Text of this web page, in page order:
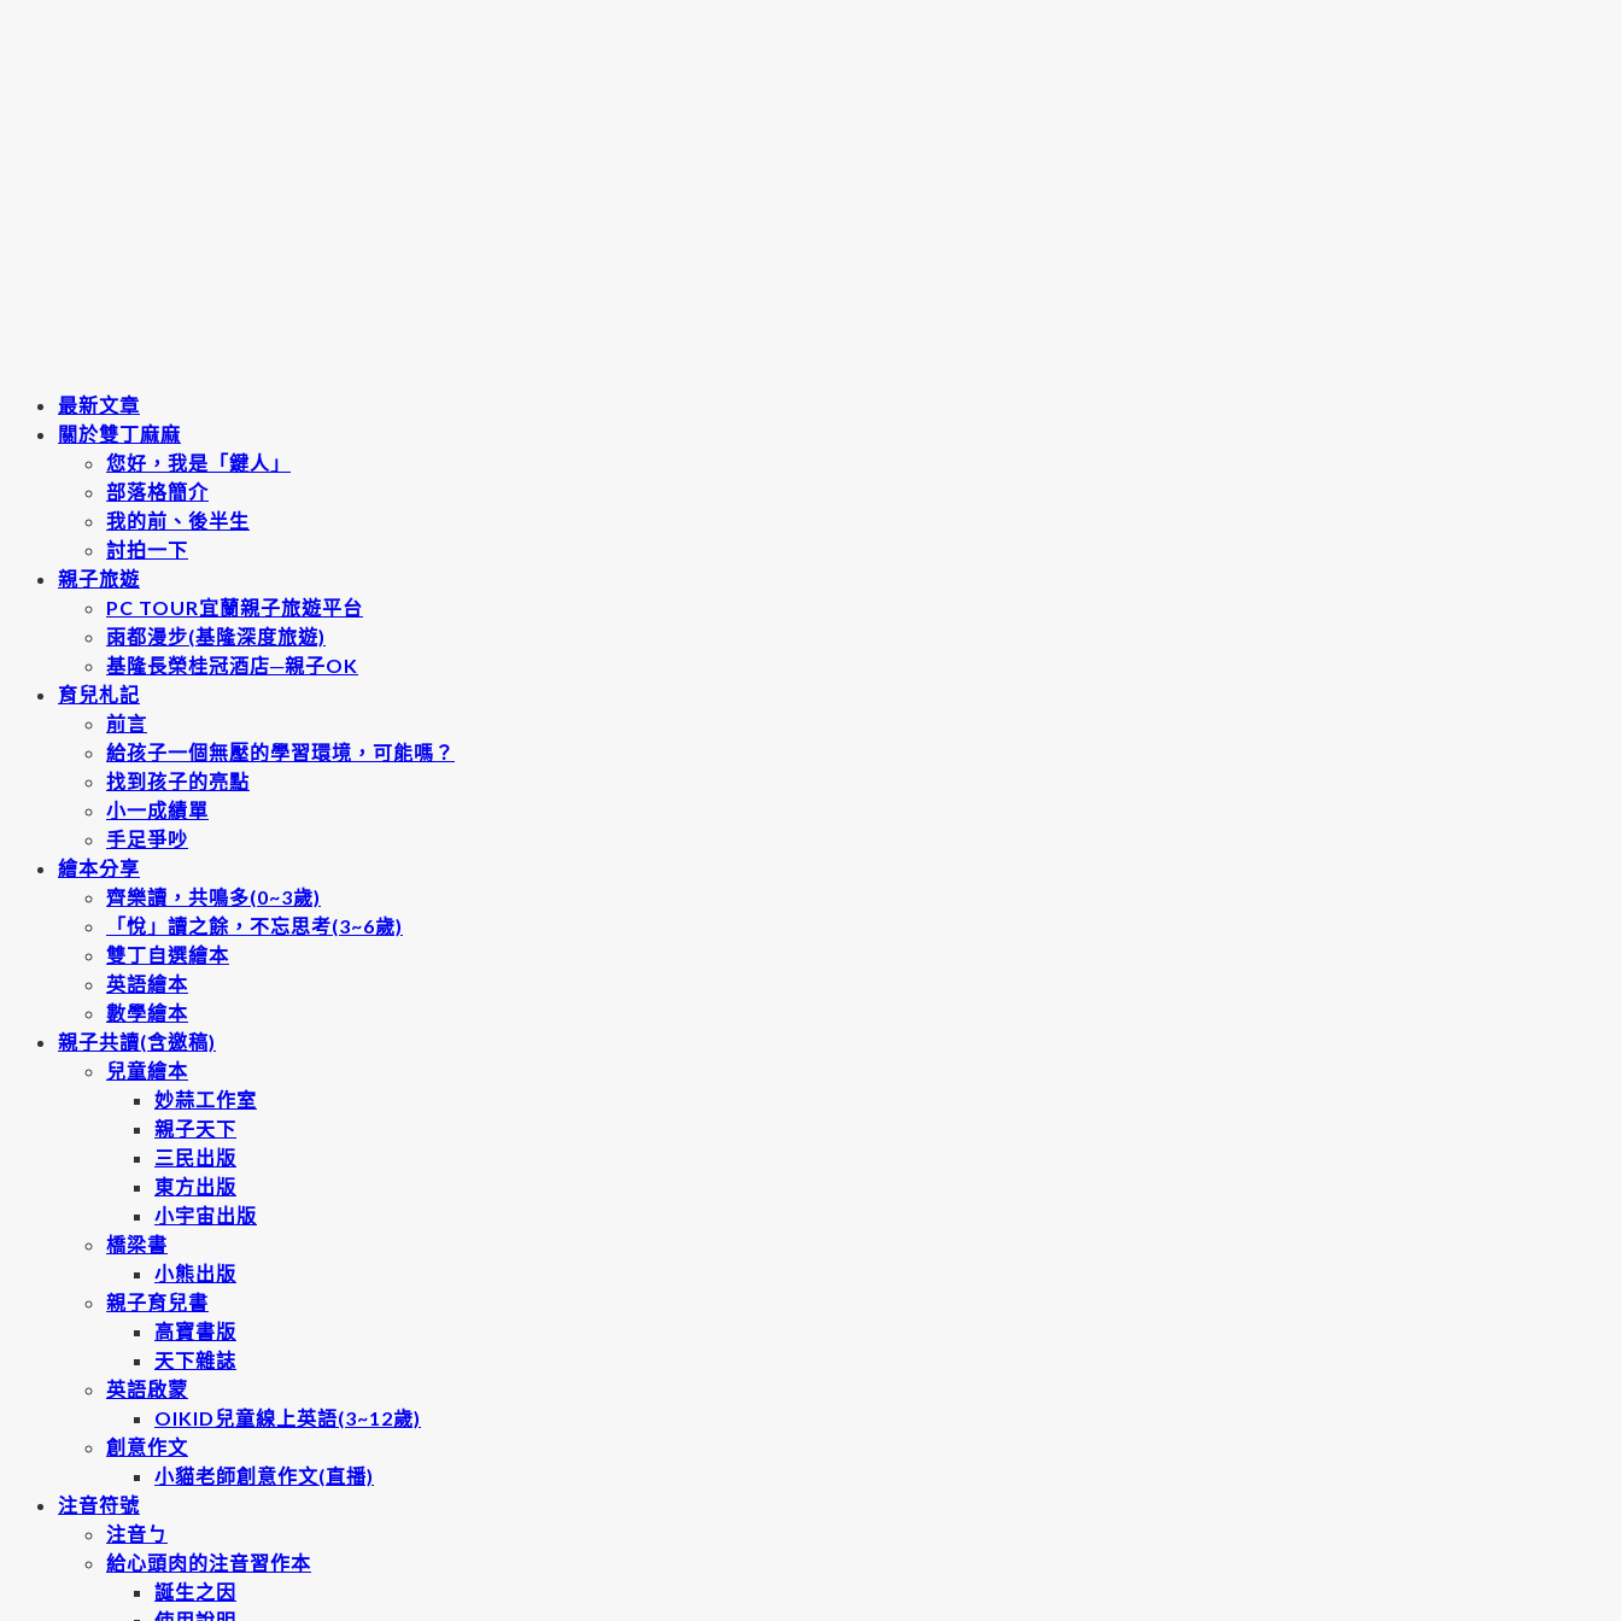
最新文章
關於雙丁麻麻
您好，我是「鍵人」
部落格簡介
我的前、後半生
討拍一下
親子旅遊
PC TOUR宜蘭親子旅遊平台
雨都漫步(基隆深度旅遊)
基隆長榮桂冠酒店─親子OK
育兒札記
前言
給孩子一個無壓的學習環境，可能嗎？
找到孩子的亮點
小一成績單
手足爭吵
繪本分享
齊樂讀，共鳴多(0~3歲)
「悅」讀之餘，不忘思考(3~6歲)
雙丁自選繪本
英語繪本
數學繪本
親子共讀(含邀稿)
兒童繪本
妙蒜工作室
親子天下
三民出版
東方出版
小宇宙出版
橋梁書
小熊出版
親子育兒書
高寶書版
天下雜誌
英語啟蒙
OIKID兒童線上英語(3~12歲)
創意作文
小貓老師創意作文(直播)
注音符號
注音ㄅ
給心頭肉的注音習作本
誕生之因